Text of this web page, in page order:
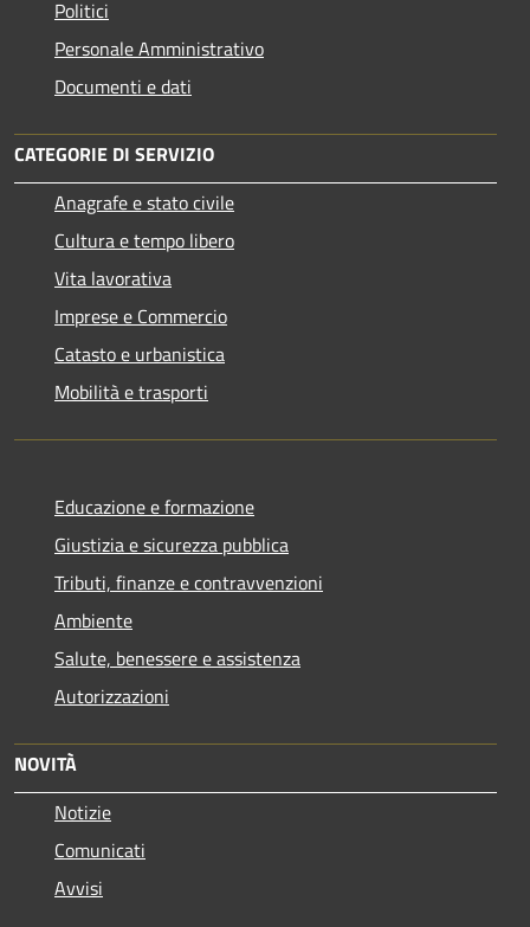
Politici
Personale Amministrativo
Documenti e dati
CATEGORIE DI SERVIZIO
Anagrafe e stato civile
Cultura e tempo libero
Vita lavorativa
Imprese e Commercio
Catasto e urbanistica
Mobilità e trasporti
Educazione e formazione
Giustizia e sicurezza pubblica
Tributi, finanze e contravvenzioni
Ambiente
Salute, benessere e assistenza
Autorizzazioni
NOVITÀ
Notizie
Comunicati
Avvisi